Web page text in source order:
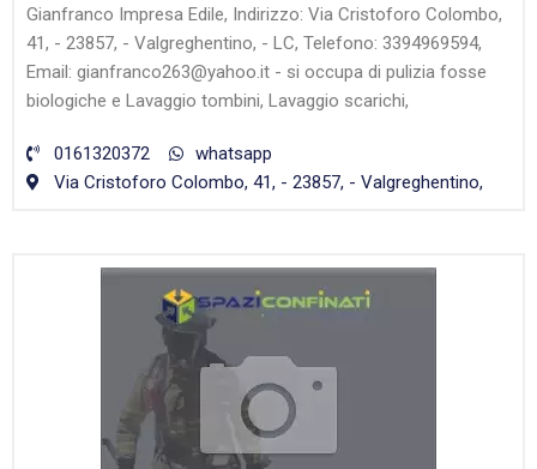
Gianfranco Impresa Edile, Indirizzo: Via Cristoforo Colombo,
41, - 23857, - Valgreghentino, - LC, Telefono: 3394969594,
Email: gianfranco263@yahoo.it - si occupa di pulizia fosse
biologiche e Lavaggio tombini, Lavaggio scarichi,
0161320372
whatsapp
Via Cristoforo Colombo, 41, - 23857, - Valgreghentino,